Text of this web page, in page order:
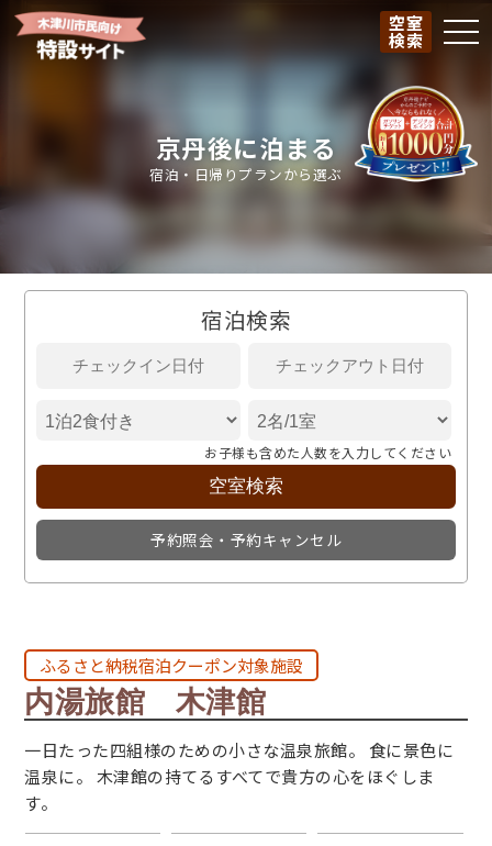
空室
検索
京丹後に泊まる
宿泊・日帰りプランから選ぶ
宿泊検索
お子様も含めた人数を入力してください
予約照会・予約キャンセル
ふるさと納税宿泊クーポン対象施設
内湯旅館 木津館
一日たった四組様のための小さな温泉旅館。 食に景色に
温泉に。 木津館の持てるすべてで貴方の心をほぐしま
す。